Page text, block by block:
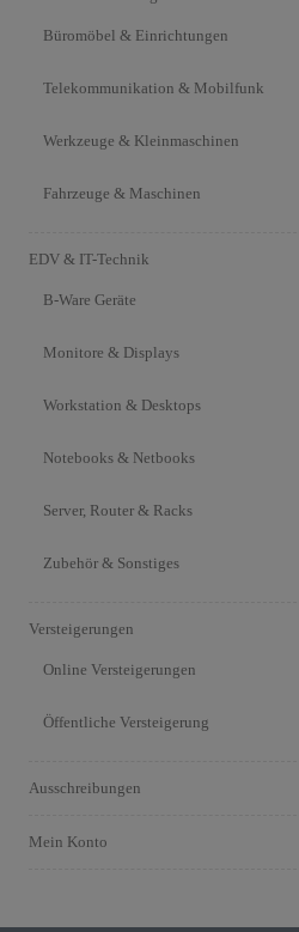
Büromöbel & Einrichtungen
Telekommunikation & Mobilfunk
Werkzeuge & Kleinmaschinen
Fahrzeuge & Maschinen
EDV & IT-Technik
B-Ware Geräte
Monitore & Displays
Workstation & Desktops
Notebooks & Netbooks
Server, Router & Racks
Zubehör & Sonstiges
Versteigerungen
Online Versteigerungen
Öffentliche Versteigerung
Ausschreibungen
Mein Konto